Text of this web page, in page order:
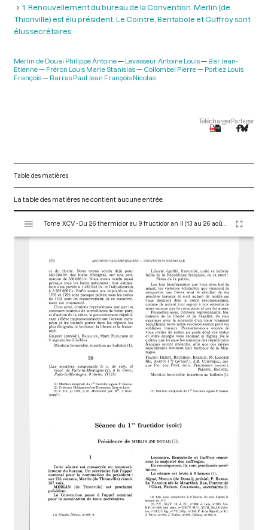
1. Renouvellement du bureau de la Convention. Merlin (de
Thionville) est élu président, Le Cointre, Bentabole et Guffroy sont
élus secrétaires
Merlin de Douai Philippe Antoine Levasseur Antoine Louis
Bar Jean-
Etienne
Fréron Louis Marie Stanislas Collombel Pierre
Portiez Louis
François
Barras Paul Jean François Nicolas
TéléchargerPartager
Table des matières
La table des matières ne contient aucune entrée.
s